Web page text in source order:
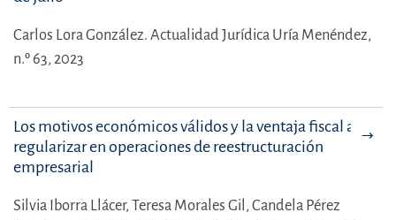
Carlos Lora González. Actualidad Jurídica Uría Menéndez,
n.º 63, 2023
Los motivos económicos válidos y la ventaja fiscal a
regularizar en operaciones de reestructuración
empresarial
Silvia Iborra Llácer, Teresa Morales Gil, Candela Pérez